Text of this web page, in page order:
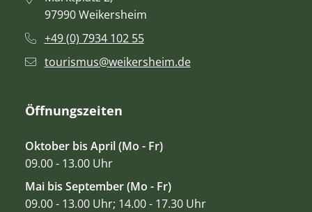
97990 Weikersheim
+49 (0) 7934 102 55
tourismus@weikersheim.de
Öffnungszeiten
Oktober bis April (Mo - Fr)
09.00 - 13.00 Uhr
Mai bis September (Mo - Fr)
09.00 - 13.00 Uhr; 14.00 - 17.30 Uhr